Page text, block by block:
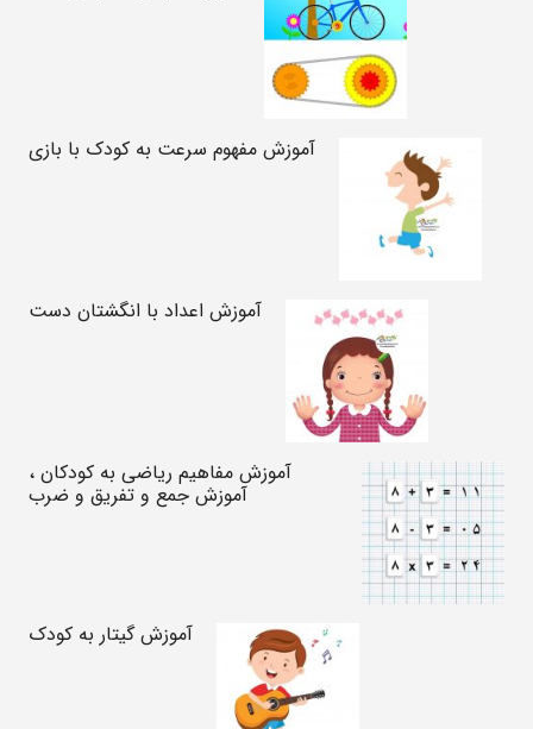
آموزش مفهوم سرعت به کودک با بازی
آموزش اعداد با انگشتان دست
آموزش مفاهیم ریاضی به کودکان ،
آموزش جمع و تفریق و ضرب
آموزش گیتار به کودک